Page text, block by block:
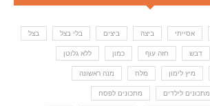
אסייתי ביצה ביצים בלי בצל בצל
דבש חזה עוף כמון ללא גלוטן
מיץ לימון מלח מנה ראשונה
מתכונים לילדים מתכונים לפסח